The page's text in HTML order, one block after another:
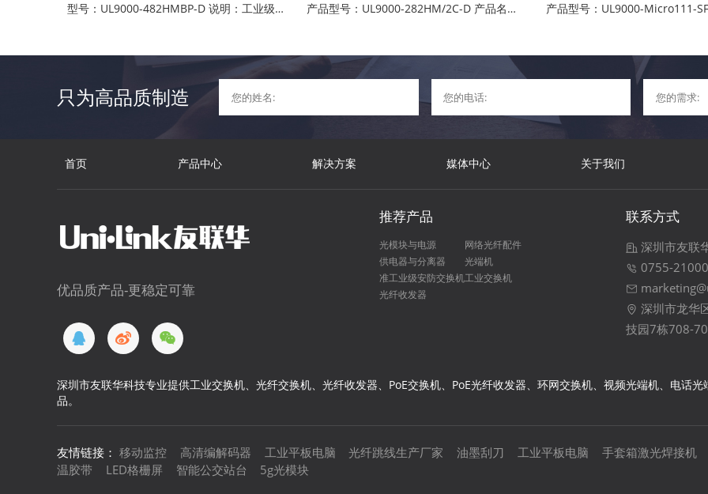
型号：UL9000-482HMBP-D 说明：工业级8x10/100/1000Base-T + 4x100/1000Base-X SFP 管理型交换机，支持旁路Bypass功能，环网自愈时间小于15ms，6KV防浪涌保护，通过公安部、交通部、电信进网许可检测，支持STP/RSTP/MSTP, EAPS/ERPS 产品型号：UL9000-282HM/2C-D 产品名称：工业级8千兆电 + 2千兆SFP光口+2xRS232/485/422 串口管理型交换机 多重管理模式：支持CLI/WEB/SNMP管理方式 支持掉电、断光纤、断网线、超低高温等告警功能，方便运维 支持16K字节巨帧传输，兼容各种扩展协议 支持IEEE802.3az高效节能以太网技术 支持IPv6协议，支持IEEE1855 V2协议透传 支持STP/RSTP/MSTP, EAPS/ERPS，环网自愈时间小于15ms 防雷防静电：6KV防浪涌保护，接触放电8KV，空气放电15KV 电源输入极性保护设计，反接无忧 权威检测：公安部、交通部、电信进网许可等 IP-40防护等级，防尘防潮无忧
只为高品质制造
首页 产品中心 解决方案 媒体中心 关于我们
优品质产品-更稳定可靠
推荐产品
光模块与电源
网络光纤配件
供电器与分离器
光端机
准工业级安防交换机工业交换机
光纤收发器
联系方式
深圳市友联
0755-
深圳市龙华
技园7栋708-
深圳市友联华科技专业提供工业交换机、光纤交换机、光纤收发器、PoE交换机、PoE光纤收发器、环网交换机、视频光端机、电话
品。
友情链接： 移动监控 高清编解码器 工业平板电脑 光纤跳线生产厂家 油墨刮刀 工业平板电脑
手套箱激光焊接机
温胶带
LED格栅屏 智能公交站台 5g光模块